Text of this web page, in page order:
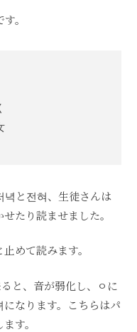
。
녁と전혀、生徒さんは
たり読ませました。
めて読みます。
と、音が弱化し、ㅇに
なります。こちらはパ
す。